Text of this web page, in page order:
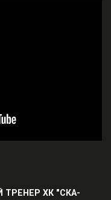
ТРЕНЕР ХК "СКА-